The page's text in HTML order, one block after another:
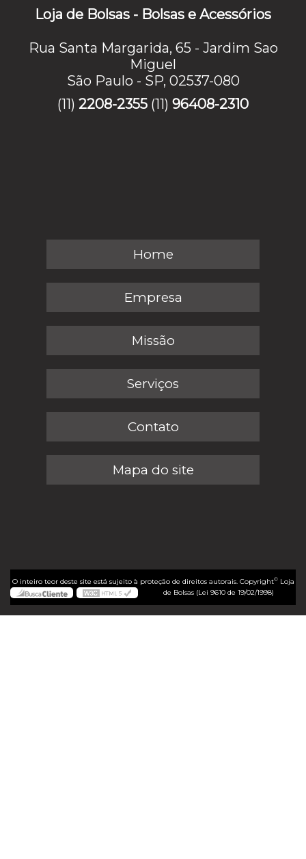
Loja de Bolsas - Bolsas e Acessórios
Rua Santa Margarida, 65 - Jardim Sao
Miguel
São Paulo - SP, 02537-080
(11) 2208-2355 (11) 96408-2310
Home
Empresa
Missão
Serviços
Contato
Mapa do site
O inteiro teor deste site está sujeito à proteção de direitos autorais. Copyright©Loja
de Bolsas (Lei 9610 de 19/02/1998)